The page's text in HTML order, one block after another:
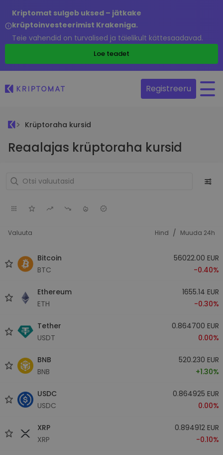
Kriptomat sulgeb uksed – jätkake
krüptoinvesteerimist Krakeniga.
Teie vahendid on turvalised ja täielikult kättesaadavad.
Loe teadet
Registreeru
Krüptoraha kursid
Reaalajas krüptoraha kursid
Valuuta Hind / Muuda 24h
Bitcoin
BTC
56022.00 EUR
-0.40%
Ethereum
ETH
1655.14 EUR
-0.30%
Tether
USDT
0.864700 EUR
0.00%
BNB
BNB
520.230 EUR
+1.30%
USDC
USDC
0.864925 EUR
0.00%
XRP
XRP
0.894912 EUR
-0.10%